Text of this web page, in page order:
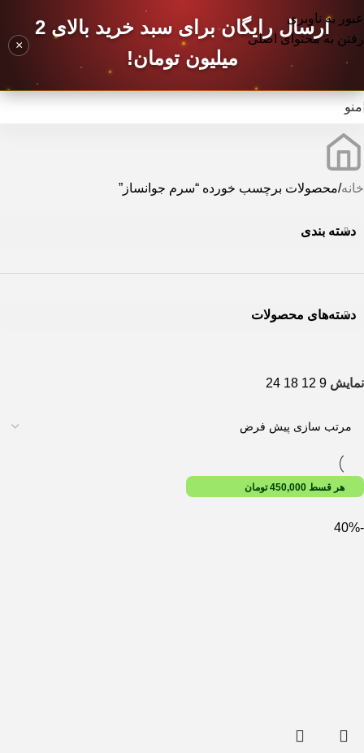
ارسال رایگان برای سبد خرید بالای 2
میلیون تومان!
×
عبور به ناوبری
رفتن به محتوای اصلی
منو
خانه محصولات برچسب خورده “سرم جوانساز”
دسته بندی
دسته‌های محصولات
نمایش 9
12
18
24
هر قسط 450,000 تومان
-40%